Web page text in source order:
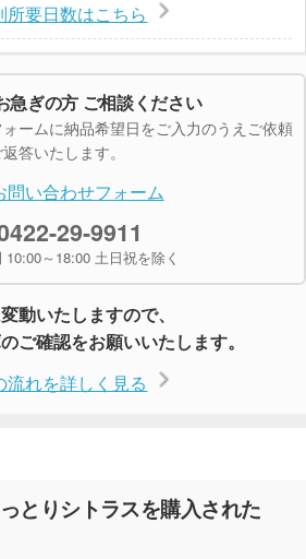
所要日数はこちら
急ぎの方 ご相談ください
ームに納品希望日をご入力のうえご依頼
答いたします。
問い合わせフォーム
29-9911
10:00～18:00 土日祝を除く
動いたしますので、
ご確認をお願いいたします。
流れを詳しく見る
とりシトラスを購入された